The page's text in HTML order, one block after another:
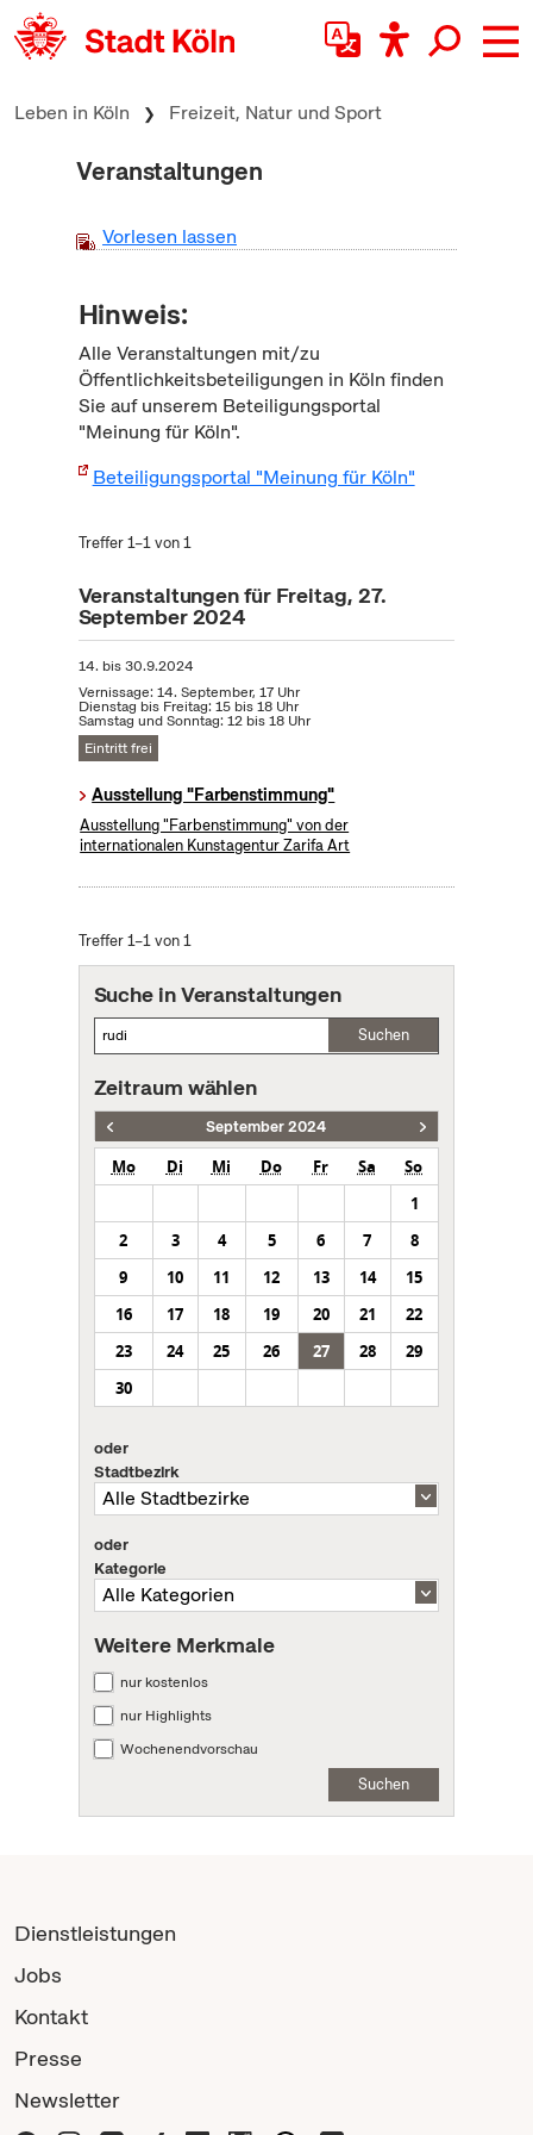
zum Inhalt springen
Leben in Köln Freizeit, Natur und Sport
Veranstaltungen
Vorlesen lassen
Hinweis:
Alle Veranstaltungen mit/zu
Öffentlichkeitsbeteiligungen in Köln finden
Sie auf unserem Beteiligungsportal
"Meinung für Köln".
Beteiligungsportal "Meinung für Köln"
Treffer 1–1 von 1
Veranstaltungen für Freitag, 27.
September 2024
14. bis30.9.2024
Vernissage: 14. September, 17 Uhr
Dienstag bis Freitag: 15 bis 18 Uhr
Samstag und Sonntag: 12 bis 18 Uhr
Eintritt frei
Ausstellung "Farbenstimmung"
Ausstellung "Farbenstimmung" von der
internationalen Kunstagentur Zarifa Art
Treffer 1–1 von 1
Suche in Veranstaltungen
Suchen
Zeitraum wählen
September 2024
Mo Di Mi Do Fr Sa
So
1
2
3 4 5 6 7
8
9
10 11 12 13 14
15
16
17 18 19 20 21
22
23
24 25 26 27 28
29
30
oder
Stadtbezirk
oder
Kategorie
Weitere Merkmale
nur kostenlos
nur Highlights
Wochenendvorschau
Suchen
Dienstleistungen
Jobs
Kontakt
Presse
Newsletter